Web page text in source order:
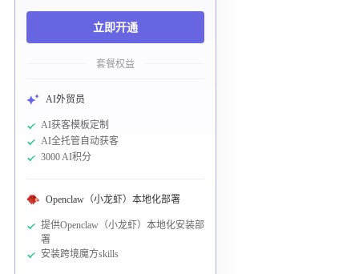
立即开通
套餐权益
AI外贸员
AI获客模板定制
AI全托管自动获客
3000 AI积分
Openclaw（小龙虾）本地化部署
提供Openclaw（小龙虾）本地化安装部
署
安装跨境魔方skills